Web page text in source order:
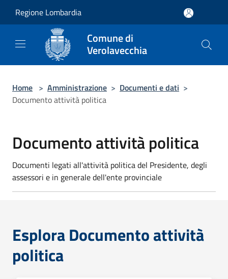
Regione Lombardia
Comune di
Verolavecchia
Home > Amministrazione > Documenti e dati >
Documento attività politica
Documento attività politica
Documenti legati all'attività politica del Presidente, degli
assessori e in generale dell'ente provinciale
Esplora Documento attività
politica